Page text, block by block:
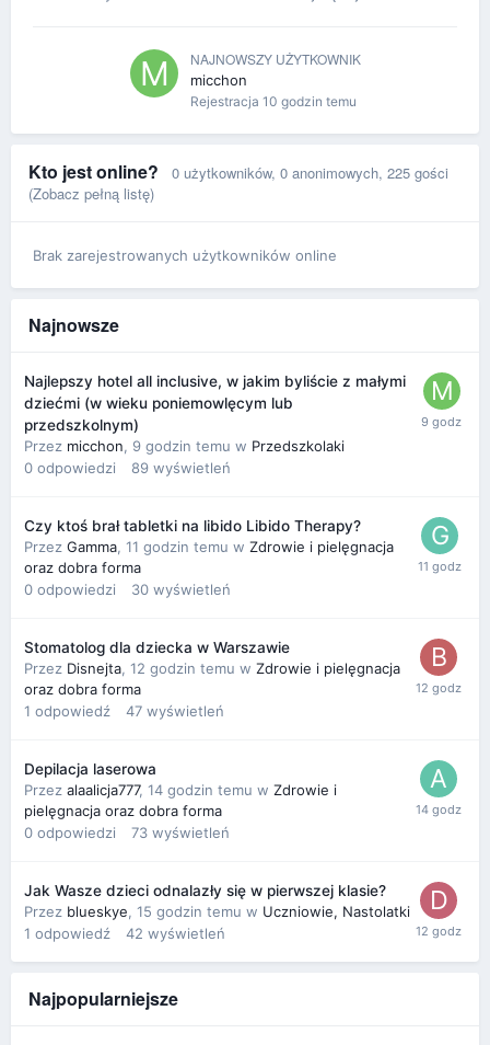
NAJNOWSZY UŻYTKOWNIK
micchon
Rejestracja 10 godzin temu
Kto jest online? 0 użytkowników, 0 anonimowych, 225 gości
(Zobacz pełną listę)
Brak zarejestrowanych użytkowników online
Najnowsze
Najlepszy hotel all inclusive, w jakim byliście z małymi
dziećmi (w wieku poniemowlęcym lub
przedszkolnym)
Przez micchon, 9 godzin temu w Przedszkolaki
0 odpowiedzi 89 wyświetleń
Czy ktoś brał tabletki na libido Libido Therapy?
Przez Gamma, 11 godzin temu w Zdrowie i pielęgnacja
oraz dobra forma
0 odpowiedzi 30 wyświetleń
Stomatolog dla dziecka w Warszawie
Przez Disnejta, 12 godzin temu w Zdrowie i pielęgnacja
oraz dobra forma
1 odpowiedź 47 wyświetleń
Depilacja laserowa
Przez alaalicja777, 14 godzin temu w Zdrowie i
pielęgnacja oraz dobra forma
0 odpowiedzi 73 wyświetleń
Jak Wasze dzieci odnalazły się w pierwszej klasie?
Przez blueskye, 15 godzin temu w Uczniowie, Nastolatki
1 odpowiedź 42 wyświetleń
Najpopularniejsze